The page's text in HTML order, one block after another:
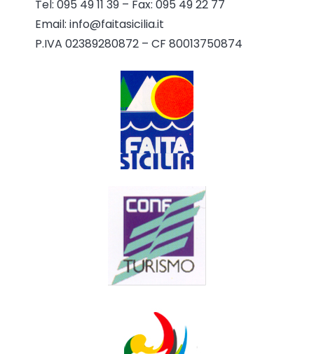
Tel: 095 49 11 39 – Fax: 095 49 22 77
Email: info@faitasicilia.it
P.IVA 02389280872 – CF 80013750874